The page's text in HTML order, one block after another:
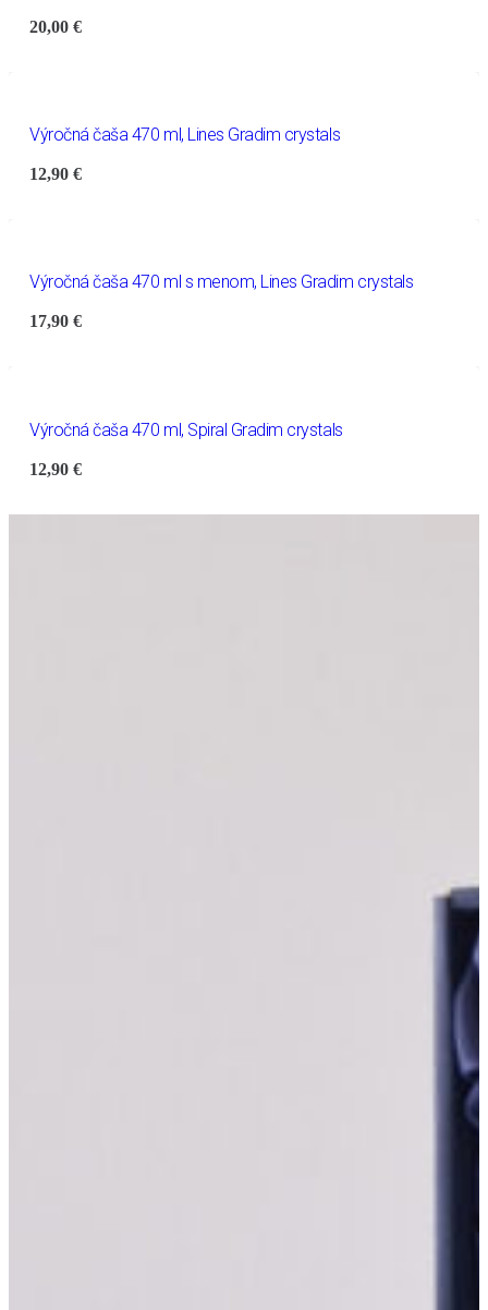
20,00€
Výročná čaša 470 ml, Lines Gradim crystals
12,90€
Výročná čaša 470 ml s menom, Lines Gradim crystals
17,90€
Výročná čaša 470 ml, Spiral Gradim crystals
12,90€